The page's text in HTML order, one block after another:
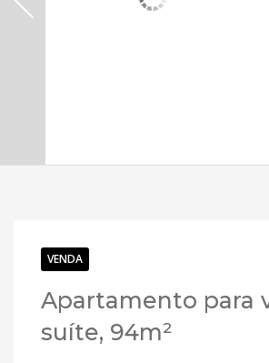
VENDA
Apartamento para
suíte, 94m²